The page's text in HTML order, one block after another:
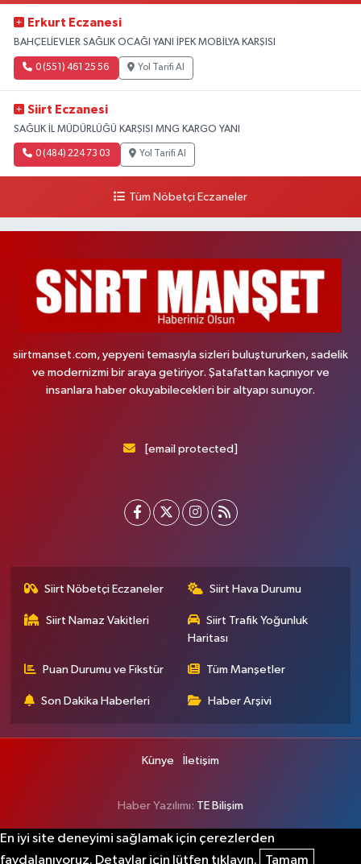
Erkurt Eczanesi
BAHÇELİEVLER SAĞLIK OCAĞI YANI İPEK MOBİLYA KARŞISI
0 (551) 461 25 56 Yol Tarifi Al
Siirt Eczanesi
SAĞLIK İL MÜDÜRLÜĞÜ KARŞISI MNG KARGO YANI
0 (484) 224 73 03 Yol Tarifi Al
Tüm Nöbetçi Eczaneler
siirtmanset.com, yepyeni temasıyla sizleri buluştururken, sadelik
ve modernizmi bir araya getiriyor. Şatafattan kaçınıyor ve
insanlara haber okuyabilecekleri bir altyapı sunuyor.
[email protected]
Siirt Nöbetçi Eczaneler Siirt Hava Durumu
Siirt Namaz Vakitleri
Siirt Trafik Yoğunluk
Haritası
Puan Durumu ve Fikstür Tüm Manşetler
Son Dakika Haberleri Haber Arşivi
Künye İletişim
Haber Yazılımı: TE Bilişim
En iyi site deneyimi sağlamak için çerezlerden
faydalanıyoruz. Detaylar için lütfen tıklayın.
Tamam